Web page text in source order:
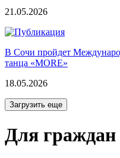
21.05.2026
В Сочи пройдет
танца «MORE»
18.05.2026
Загрузить еще
Для граждан